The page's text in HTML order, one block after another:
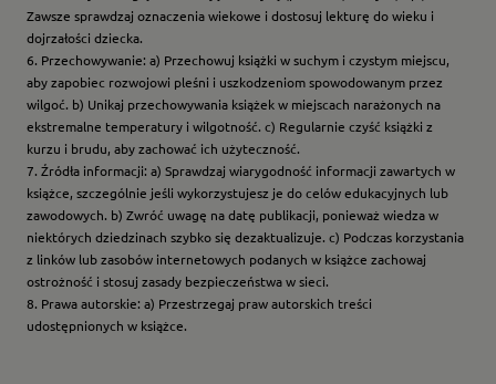
Zawsze sprawdzaj oznaczenia wiekowe i dostosuj lekturę do wieku i
dojrzałości dziecka.
6. Przechowywanie: a) Przechowuj książki w suchym i czystym miejscu,
aby zapobiec rozwojowi pleśni i uszkodzeniom spowodowanym przez
wilgoć. b) Unikaj przechowywania książek w miejscach narażonych na
ekstremalne temperatury i wilgotność. c) Regularnie czyść książki z
kurzu i brudu, aby zachować ich użyteczność.
7. Źródła informacji: a) Sprawdzaj wiarygodność informacji zawartych w
książce, szczególnie jeśli wykorzystujesz je do celów edukacyjnych lub
zawodowych. b) Zwróć uwagę na datę publikacji, ponieważ wiedza w
niektórych dziedzinach szybko się dezaktualizuje. c) Podczas korzystania
z linków lub zasobów internetowych podanych w książce zachowaj
ostrożność i stosuj zasady bezpieczeństwa w sieci.
8. Prawa autorskie: a) Przestrzegaj praw autorskich treści
udostępnionych w książce.